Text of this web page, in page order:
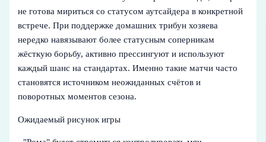
не готова мириться со статусом аутсайдера в конкретной
встрече. При поддержке домашних трибун хозяева
нередко навязывают более статусным соперникам
жёсткую борьбу, активно прессингуют и используют
каждый шанс на стандартах. Именно такие матчи часто
становятся источником неожиданных счётов и
поворотных моментов сезона.
Ожидаемый рисунок игры